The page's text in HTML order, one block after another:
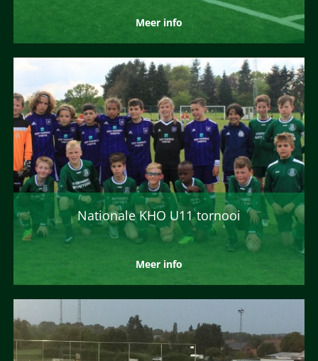
Meer info
Nationale KHO U11 tornooi
Meer info